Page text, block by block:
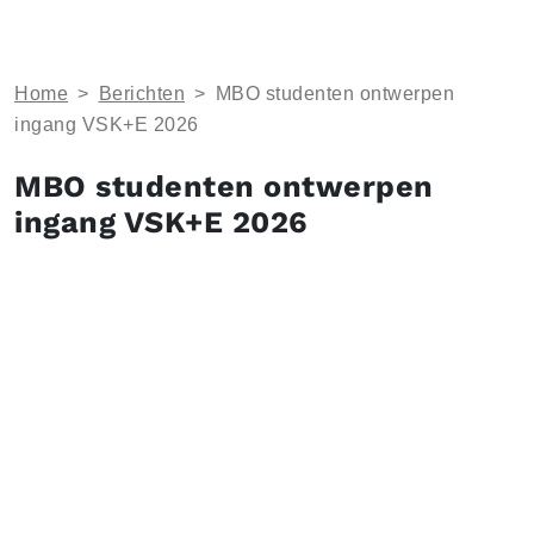
Home > Berichten >
MBO studenten ontwerpen
ingang VSK+E 2026
MBO studenten ontwerpen
ingang VSK+E 2026